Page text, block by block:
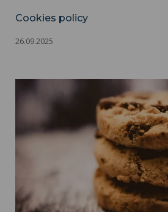
Cookies policy
26.09.2025